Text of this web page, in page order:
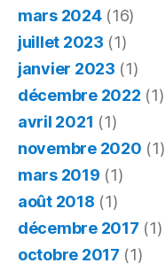
mars 2024(16)
juillet 2023 (1)
janvier 2023 (1)
décembre 2022 (1)
avril 2021 (1)
novembre 2020 (1)
mars 2019 (1)
août 2018 (1)
décembre 2017 (1)
octobre 2017 (1)